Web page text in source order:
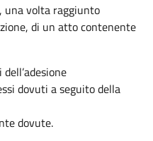
una volta raggiunto
di un atto contenente
dovuti a seguito della
dovute.